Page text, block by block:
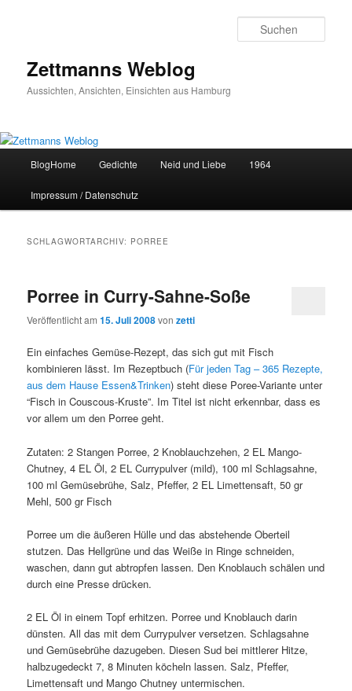
Zettmanns Weblog
Aussichten, Ansichten, Einsichten aus Hamburg
BlogHome Gedichte Neid und Liebe 1964
Impressum / Datenschutz
SCHLAGWORTARCHIV: PORREE
Porree in Curry-Sahne-Soße
Veröffentlicht am15. Juli 2008vonzetti
Ein einfaches Gemüse-Rezept, das sich gut mit Fisch
kombinieren lässt. Im Rezeptbuch (Für jeden Tag – 365 Rezepte,
aus dem Hause Essen&Trinken) steht diese Poree-Variante unter
“Fisch in Couscous-Kruste”. Im Titel ist nicht erkennbar, dass es
vor allem um den Porree geht.
Zutaten: 2 Stangen Porree, 2 Knoblauchzehen, 2 EL Mango-
Chutney, 4 EL Öl, 2 EL Currypulver (mild), 100 ml Schlagsahne,
100 ml Gemüsebrühe, Salz, Pfeffer, 2 EL Limettensaft, 50 gr
Mehl, 500 gr Fisch
Porree um die äußeren Hülle und das abstehende Oberteil
stutzen. Das Hellgrüne und das Weiße in Ringe schneiden,
waschen, dann gut abtropfen lassen. Den Knoblauch schälen und
durch eine Presse drücken.
2 EL Öl in einem Topf erhitzen. Porree und Knoblauch darin
dünsten. All das mit dem Currypulver versetzen. Schlagsahne
und Gemüsebrühe dazugeben. Diesen Sud bei mittlerer Hitze,
halbzugedeckt 7, 8 Minuten köcheln lassen. Salz, Pfeffer,
Limettensaft und Mango Chutney untermischen.